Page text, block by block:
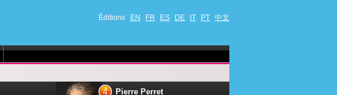
Éditions EN FR ES DE IT PT 中文
4 Pierre Perret